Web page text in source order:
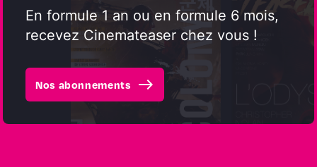
En formule 1 an ou en formule 6 mois,
recevez Cinemateaser chez vous !
Nos abonnements east